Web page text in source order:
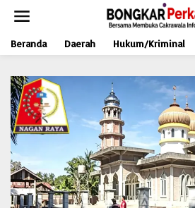
t
Beranda Daerah Hukum/Kriminal